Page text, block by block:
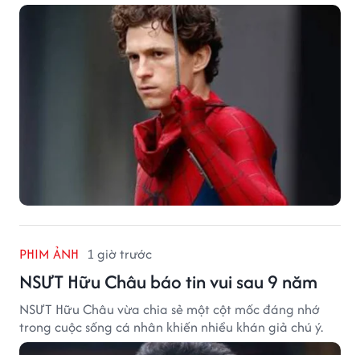
hàng chục đến hàng trăm tỷ đồng. Thành công phòng
vé của bộ phim cũng giúp nhiều ngôi sao sở hữu khoản
thu nhập đáng mơ ước.
PHIM ẢNH 1 giờ trước
NSƯT Hữu Châu báo tin vui sau 9 năm
NSƯT Hữu Châu vừa chia sẻ một cột mốc đáng nhớ
trong cuộc sống cá nhân khiến nhiều khán giả chú ý.